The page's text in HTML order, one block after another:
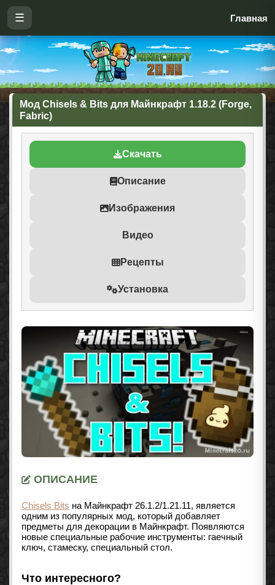
☰ Главная
Мод Chisels & Bits для Майнкрафт 1.18.2 (Forge,
Fabric)
Скачать
Описание
Изображения
Видео
Рецепты
Установка
ОПИСАНИЕ
Chisels Bits на Майнкрафт 26.1.2/1.21.11, является
одним из популярных мод, который добавляет
предметы для декорации в Майнкрафт. Появляются
новые специальные рабочие инструменты: гаечный
ключ, стамеску, специальный стол.
Что интересного?